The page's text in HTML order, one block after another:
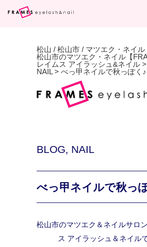
松山 / 松山市 / マツエク・ネイル
松山市のマツエク・ネイル【
レイムス アイラッシュ&ネイル >
NAIL> べっ甲ネイルで秋っぽく♪
BLOG, NAIL
べっ甲ネイルで秋っ
松山市のマツエク＆ネイルサロ
ス アイラッシュ＆ネイル